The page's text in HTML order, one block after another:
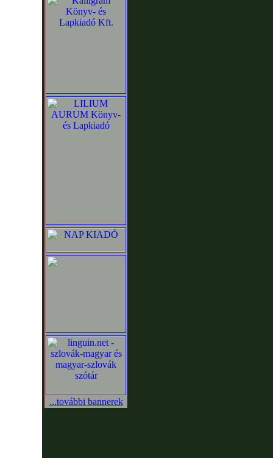
...további bannerek